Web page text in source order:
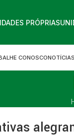
PRÓPRIAS
CONOSCONOTÍCIAS